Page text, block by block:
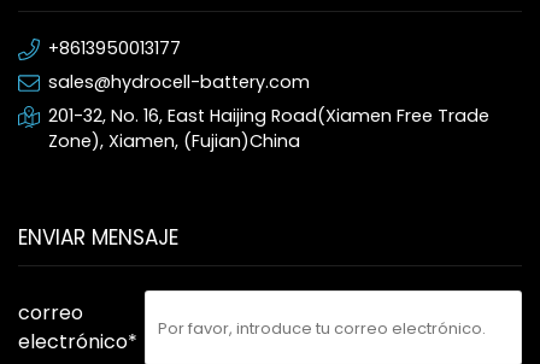
+8613950013177
sales@hydrocell-battery.com
201-32, No. 16, East Haijing Road(Xiamen Free Trade
Zone), Xiamen, (Fujian)China
ENVIAR MENSAJE
correo
electrónico*